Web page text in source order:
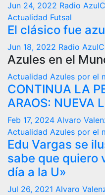
Jun 24, 2022 Radio
Actualidad Futsal
El clásico fue
Jun 18, 2022 Radio
Azules en el
Actualidad Azules por el
CONTINUA LA
ARAOS: NUEVA
Feb 17, 2024 Alvaro
Actualidad Azules por el
Edu Vargas se
sabe que quiero
día a la U»
Jul 26, 2021 Alvaro